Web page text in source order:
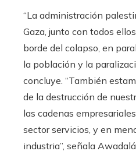
“La administración
Gaza, junto con todos
borde del colapso, en
la población y la
concluye. “También
de la destrucción de
las cadenas
sector servicios, y en
industria”, señala